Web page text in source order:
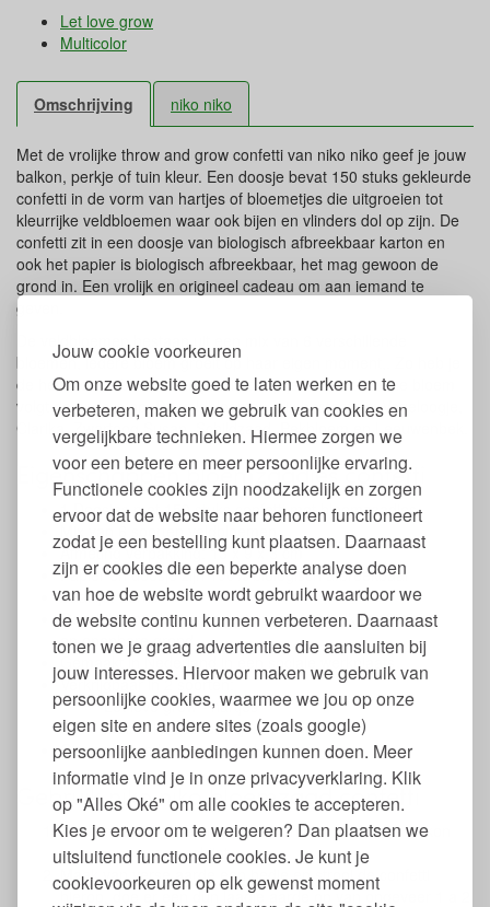
Jouw cookie voorkeuren
Om onze website goed te laten werken en te
verbeteren, maken we gebruik van cookies en
vergelijkbare technieken. Hiermee zorgen we
voor een betere en meer persoonlijke ervaring.
Functionele cookies zijn noodzakelijk en zorgen
ervoor dat de website naar behoren functioneert
zodat je een bestelling kunt plaatsen. Daarnaast
zijn er cookies die een beperkte analyse doen
van hoe de website wordt gebruikt waardoor we
de website continu kunnen verbeteren. Daarnaast
tonen we je graag advertenties die aansluiten bij
jouw interesses. Hiervoor maken we gebruik van
persoonlijke cookies, waarmee we jou op onze
eigen site en andere sites (zoals google)
persoonlijke aanbiedingen kunnen doen. Meer
informatie vind je in onze privacyverklaring. Klik
op "Alles Oké" om alle cookies te accepteren.
Kies je ervoor om te weigeren? Dan plaatsen we
uitsluitend functionele cookies. Je kunt je
cookievoorkeuren op elk gewenst moment
Let love grow
Multicolor
Omschrijving niko niko
Met de vrolijke throw and grow confetti van niko niko geef je jouw
balkon, perkje of tuin kleur. Een doosje bevat 150 stuks gekleurde
confetti in de vorm van hartjes of bloemetjes die uitgroeien tot
kleurrijke veldbloemen waar ook bijen en vlinders dol op zijn. De
confetti zit in een doosje van biologisch afbreekbaar karton en
ook het papier is biologisch afbreekbaar, het mag gewoon de
grond in. Een vrolijk en origineel cadeau om aan iemand te
geven.
De veldbloemen bestaan uit een mix van 6 verschillende
bloemen, iedere bloem groeit op haar eigen moment,. Zo heb je
de hele zomer bloemen in je tuin of op je balkon. De ene bloem
volgt de andere op. De veldbloemen mix bestaat uit: Vogeloogje,
Clarika, Zwartoog Susan, Schildzaad, Pekbloem en Leeuwenbek.
Eigenschappen bloemzaadjes confetti
1 Doosjes met 150 stuks confetti met bloemzaadjes
Mix van 6 soorten veldbloemen
Afmeting verpakking: 13 x 9 x 3 cm
Papier en doosje zijn 100% biologisch afbreekbaar
Zaaitijd: Lente
Geschikt voor buiten in de tuin, op het balkon of
op openbare grond
Gemaakt in Nederland in een sociale werkplaats
Verkrijgbaar in 2 soorten:
Let love grow - hartjes
Multicolor - bloemetjes
Gemaakt van landbouwafval
Gebruik niko niko bloemzaad confetti
Zoek in de lente een mooie plek in je tuin of op je balkon
waar genoeg zon schijnt.
Maak van verse aarde een bedje en strooi de confetti
hierop, doe er een dun laagje aarde op van ongeveer 1 a 2